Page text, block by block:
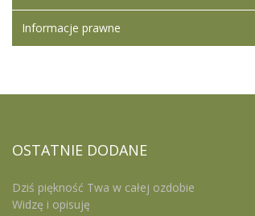
Informacje prawne
OSTATNIE DODANE
Dziś piękność Twa w całej ozdobie
Widzę i opisuję